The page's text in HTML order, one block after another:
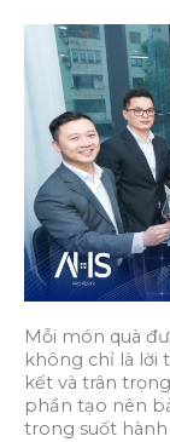
Mỗi món quà
không chỉ là lời
kết và trân
phần tạo nên
trong suốt